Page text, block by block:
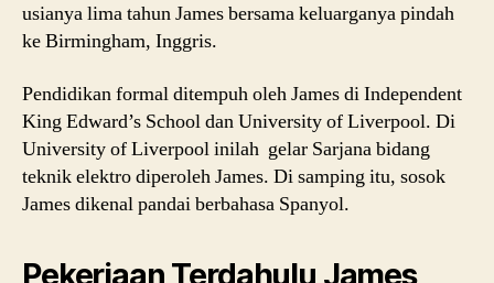
usianya lima tahun James bersama keluarganya pindah
ke Birmingham, Inggris.
Pendidikan formal ditempuh oleh James di Independent
King Edward’s School dan University of Liverpool. Di
University of Liverpool inilah gelar Sarjana bidang
teknik elektro diperoleh James. Di samping itu, sosok
James dikenal pandai berbahasa Spanyol.
Pekerjaan Terdahulu James